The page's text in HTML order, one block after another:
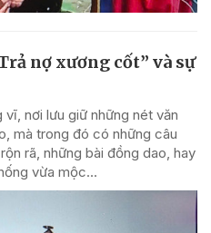
nợ xương cốt” và sự
nơi lưu giữ những nét văn
mà trong đó có những câu
rã, những bài đồng dao, hay
vừa mộc...